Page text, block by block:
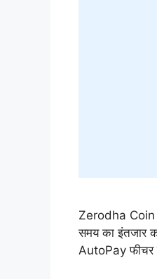
Zerodha Coin
समय का इंतजार
AutoPay